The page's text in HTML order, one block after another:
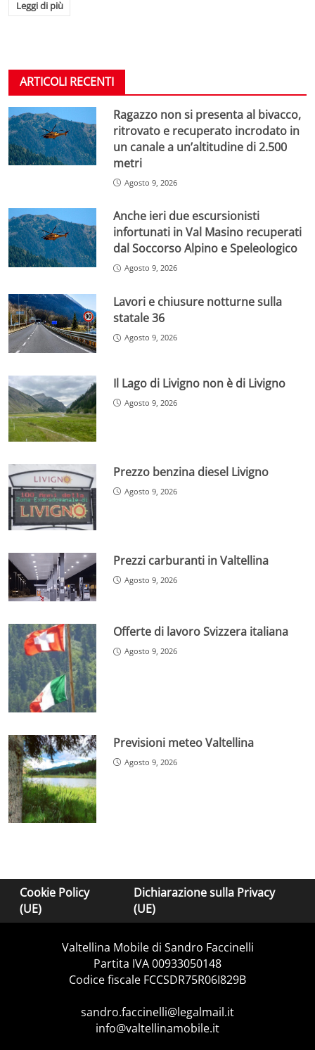
Leggi di più
ARTICOLI RECENTI
Ragazzo non si presenta al bivacco,
ritrovato e recuperato incrodato in
un canale a un’altitudine di 2.500
metri
Agosto 9, 2026
Anche ieri due escursionisti
infortunati in Val Masino recuperati
dal Soccorso Alpino e Speleologico
Agosto 9, 2026
Lavori e chiusure notturne sulla
statale 36
Agosto 9, 2026
Il Lago di Livigno non è di Livigno
Agosto 9, 2026
Prezzo benzina diesel Livigno
Agosto 9, 2026
Prezzi carburanti in Valtellina
Agosto 9, 2026
Offerte di lavoro Svizzera italiana
Agosto 9, 2026
Previsioni meteo Valtellina
Agosto 9, 2026
Cookie Policy
(UE)
Dichiarazione sulla Privacy
(UE)
Valtellina Mobile di Sandro Faccinelli
Partita IVA 00933050148
Codice fiscale FCCSDR75R06I829B
sandro.faccinelli@legalmail.it
info@valtellinamobile.it